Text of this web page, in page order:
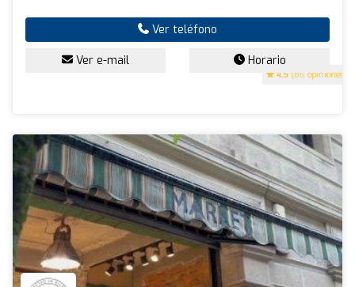
4.5 (86 opiniones)
Ver teléfono
Ver e-mail Horario